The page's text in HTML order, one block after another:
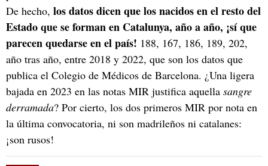
De hecho, los datos dicen que los nacidos en el resto del
Estado que se forman en Catalunya, año a año, ¡sí que
parecen quedarse en el país! 188, 167, 186, 189, 202,
año tras año, entre 2018 y 2022, que son los datos que
publica el Colegio de Médicos de Barcelona. ¿Una ligera
bajada en 2023 en las notas MIR justifica aquella sangre
derramada? Por cierto, los dos primeros MIR por nota en
la última convocatoria, ni son madrileños ni catalanes:
¡son rusos!